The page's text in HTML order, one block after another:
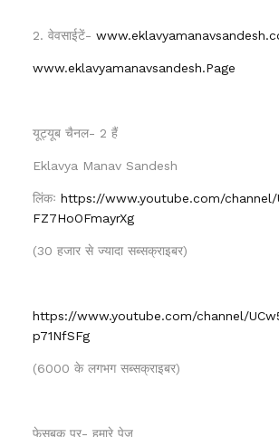
2. वेवसाईटें-
www.eklavyamanavsandesh.Page
यूट्यूब चैनल- 2 हैं
Eklavya Manav Sandesh
लिंकः https://www.youtube.com/channel/
FZ7HoOFmayrXg
(30 हजार से ज्यादा सब्सक्राइबर)
https://www.youtube.com/channel/
p71NfSFg
(6000 के लगभग सब्सक्राइबर)
फेसबुक पर- हमारे पेज